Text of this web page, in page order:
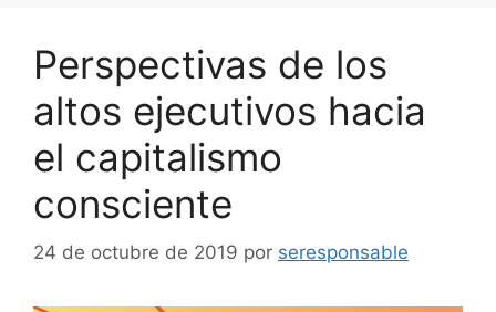
Perspectivas de los
altos ejecutivos hacia
el capitalismo
consciente
24 de octubre de 2019 por seresponsable